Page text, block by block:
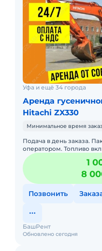
Уфа и ещё 34 города
Аренда
Hitachi ZX330
Минимальное время
Подача в день заказа.
оператором. Топливо
оплачивается отдельно.
Краткосрочная а
1
8
Позвонить
Обновлено сегодня
БашРент